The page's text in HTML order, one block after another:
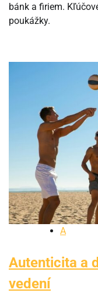
bánk a firiem.
poukážky.
A
Autenticita a
vedení